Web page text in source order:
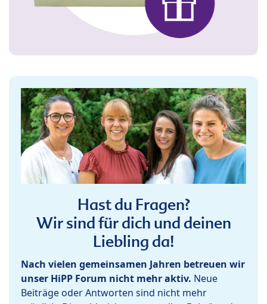
Hast du Fragen?
Wir sind für dich und deinen
Liebling da!
Nach vielen gemeinsamen Jahren betreuen wir
unser HiPP Forum nicht mehr aktiv. Neue
Beiträge oder Antworten sind nicht mehr